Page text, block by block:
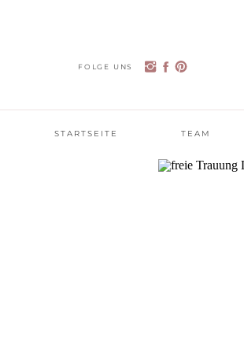
FOLGE UNS
TEAM
STARTSEITE